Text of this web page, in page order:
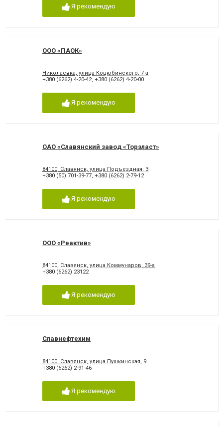
Я рекомендую
ООО «ПАОК»
Николаевка, улица Коцюбинского, 7-а
+380 (6262) 4-20-42, +380 (6262) 4-20-00
Я рекомендую
ОАО «Славянский завод «Торэласт»
84100, Славянск, улица Подъездная, 3
+380 (50) 701-39-77, +380 (6262) 2-79-12
Я рекомендую
ООО «Реактив»
84100, Славянск, улица Коммунаров, 39-а
+380 (6262) 23122
Я рекомендую
Славнефтехим
84100, Славянск, улица Пушкинская, 9
+380 (6262) 2-91-46
Я рекомендую